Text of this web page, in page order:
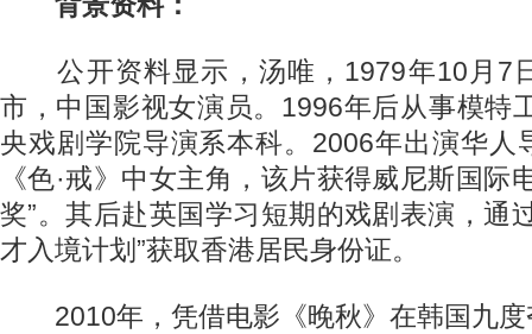
公开资料显示，汤唯，1979年10月7
市，中国影视女演员。1996年后从事模特
央戏剧学院导演系本科。2006年出演华人
《色·戒》中女主角，该片获得威尼斯国际
奖”。其后赴英国学习短期的戏剧表演，通
才入境计划”获取香港居民身份证。
2010年，凭借电影《晚秋》在韩国九度